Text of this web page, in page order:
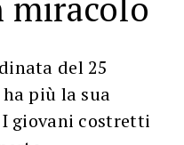
del 25
più la sua
giovani costretti